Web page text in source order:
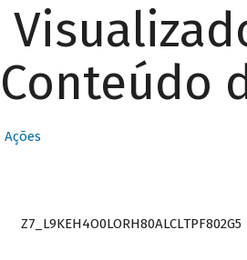
Conteúdo
Ações
Z7_L9KEH4O0LORH80ALCLTPF802G5